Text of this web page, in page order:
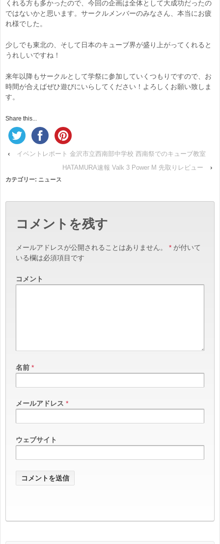
くれる方も多かったので、今回の企画は全体として大成功だったの
ではないかと思います。サークルメンバーのみなさん、本当にお疲
れ様でした。
少しでも東北の、そして日本のキューブ界が盛り上がってくれると
うれしいですね！
来年以降もサークルとして学祭に参加していくつもりですので、お
時間が合えばぜひ遊びにいらしてください！よろしくお願い致しま
す。
Share this...
‹
イベントレポート 金沢市立西南部中学校 西南祭でのキューブ教室
HATAMURA速報 Valk 3 Power M 先取りレビュー
›
カテゴリー: ニュース
コメントを残す
メールアドレスが公開されることはありません。 * が付いて
いる欄は必須項目です
コメント
名前 *
メールアドレス *
ウェブサイト